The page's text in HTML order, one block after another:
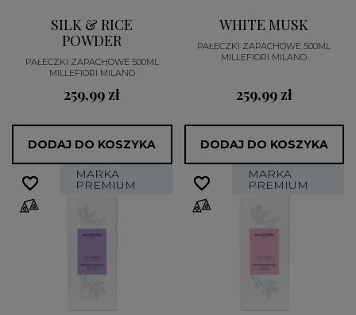
SILK & RICE
POWDER
PAŁECZKI ZAPACHOWE 500ML
MILLEFIORI MILANO
259,99 zł
DODAJ DO KOSZYKA
WHITE MUSK
PAŁECZKI ZAPACHOWE 500ML
MILLEFIORI MILANO
259,99 zł
DODAJ DO KOSZYKA
MARKA
PREMIUM
favorite_border
favorite_border MARKA
PREMIUM
favorite_border
favorite_border